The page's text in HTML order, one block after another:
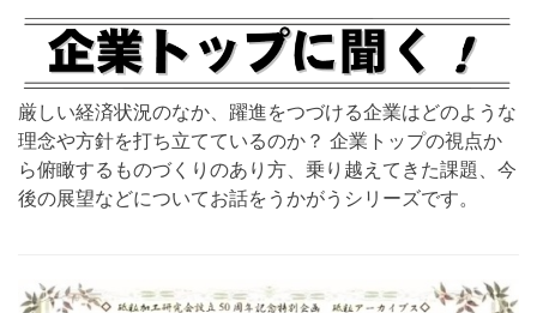
厳しい経済状況のなか、躍進をつづける企業はどのような
理念や方針を打ち立てているのか？ 企業トップの視点か
ら俯瞰するものづくりのあり方、乗り越えてきた課題、今
後の展望などについてお話をうかがうシリーズです。